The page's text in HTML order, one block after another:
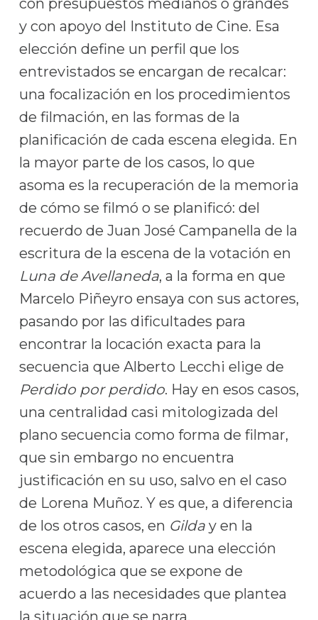
y con apoyo del Instituto de Cine. Esa
elección define un perfil que los
entrevistados se encargan de recalcar:
una focalización en los procedimientos
de filmación, en las formas de la
planificación de cada escena elegida. En
la mayor parte de los casos, lo que
asoma es la recuperación de la memoria
de cómo se filmó o se planificó: del
recuerdo de Juan José Campanella de la
escritura de la escena de la votación en
Luna de Avellaneda, a la forma en que
Marcelo Piñeyro ensaya con sus actores,
pasando por las dificultades para
encontrar la locación exacta para la
secuencia que Alberto Lecchi elige de
Perdido por perdido. Hay en esos casos,
una centralidad casi mitologizada del
plano secuencia como forma de filmar,
que sin embargo no encuentra
justificación en su uso, salvo en el caso
de Lorena Muñoz. Y es que, a diferencia
de los otros casos, en Gilday en la
escena elegida, aparece una elección
metodológica que se expone de
acuerdo a las necesidades que plantea
la situación que se narra.